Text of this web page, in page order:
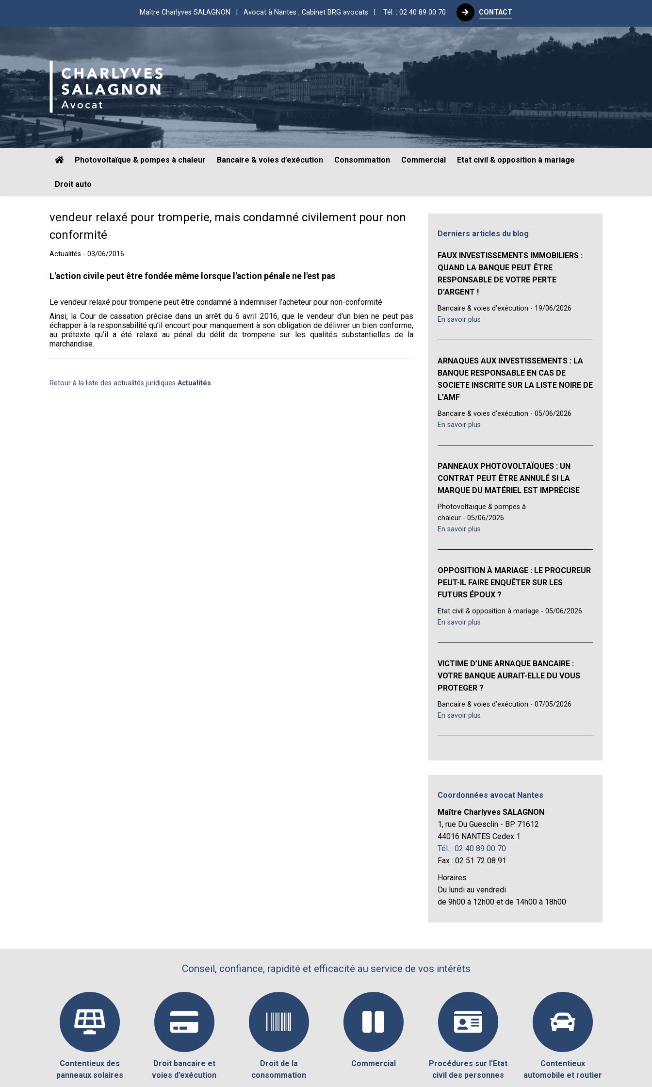
Maître Charlyves SALAGNON | Avocat à Nantes , Cabinet BRG avocats | Tél. : 02 40 89 00 70 CONTACT
Photovoltaïque & pompes à chaleur Bancaire & voies d’exécution Consommation Commercial Etat civil & opposition à mariage
Droit auto
vendeur relaxé pour tromperie, mais condamné civilement pour non
conformité
Actualités - 03/06/2016
L'action civile peut être fondée même lorsque l'action pénale ne l'est pas
Le vendeur relaxé pour tromperie peut être condamné à indemniser l’acheteur pour non-conformité
Ainsi, la Cour de cassation précise dans un arrêt du 6 avril 2016, que le vendeur d’un bien ne peut pas
échapper à la responsabilité qu’il encourt pour manquement à son obligation de délivrer un bien conforme,
au prétexte qu’il a été relaxé au pénal du délit de tromperie sur les qualités substantielles de la
marchandise.
Retour à la liste des actualités juridiques Actualités
Derniers articles du blog
FAUX INVESTISSEMENTS IMMOBILIERS :
QUAND LA BANQUE PEUT ÊTRE
RESPONSABLE DE VOTRE PERTE
D’ARGENT !
Bancaire & voies d’exécution - 19/06/2026
En savoir plus
ARNAQUES AUX INVESTISSEMENTS : LA
BANQUE RESPONSABLE EN CAS DE
SOCIETE INSCRITE SUR LA LISTE NOIRE DE
L’AMF
Bancaire & voies d’exécution - 05/06/2026
En savoir plus
PANNEAUX PHOTOVOLTAÏQUES : UN
CONTRAT PEUT ÊTRE ANNULÉ SI LA
MARQUE DU MATÉRIEL EST IMPRÉCISE
Photovoltaïque & pompes à
chaleur - 05/06/2026
En savoir plus
OPPOSITION À MARIAGE : LE PROCUREUR
PEUT-IL FAIRE ENQUÊTER SUR LES
FUTURS ÉPOUX ?
Etat civil & opposition à mariage - 05/06/2026
En savoir plus
VICTIME D’UNE ARNAQUE BANCAIRE :
VOTRE BANQUE AURAIT-ELLE DU VOUS
PROTEGER ?
Bancaire & voies d’exécution - 07/05/2026
En savoir plus
Coordonnées avocat Nantes
Maître Charlyves SALAGNON
1, rue Du Guesclin - BP 71612
44016 NANTES Cedex 1
Tél. : 02 40 89 00 70
Fax : 02 51 72 08 91
Horaires
Du lundi au vendredi
de 9h00 à 12h00 et de 14h00 à 18h00
Conseil, confiance, rapidité et efficacité au service de vos intérêts
Contentieux des
panneaux solaires
Droit bancaire et
voies d’exécution
Droit de la
consommation
Commercial
Procédures sur l'Etat
civil des personnes
Contentieux
automobile et routier